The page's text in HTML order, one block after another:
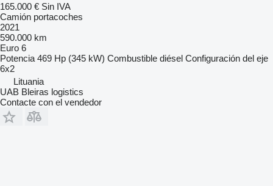
165.000 € Sin IVA
Camión portacoches
2021
590.000 km
Euro 6
Potencia 469 Hp (345 kW) Combustible diésel Configuración del eje
6x2
Lituania
UAB Bleiras logistics
Contacte con el vendedor